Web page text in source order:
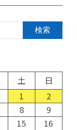
土
日
1
2
8
9
15
16